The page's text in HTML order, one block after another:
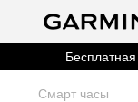
Смарт часы